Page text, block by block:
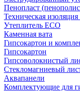
Пенопласт
Техническая
Утеплитель ECO
Каменная вата
Гипсокартон и
Гипсокартон
Гипсоволокнистый
Стекломагниевый
Аквапанели
Комплектующие для